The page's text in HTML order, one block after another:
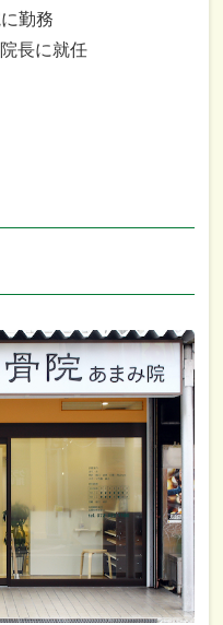
勤務
長に就任